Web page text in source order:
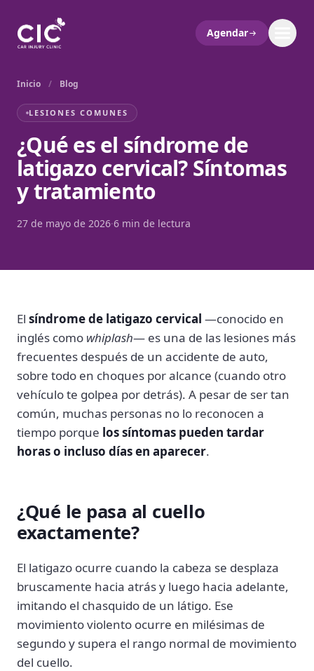
Agendar
Inicio / Blog
LESIONES COMUNES
¿Qué es el síndrome de
latigazo cervical? Síntomas
y tratamiento
27 de mayo de 2026·6 min de lectura
El síndrome de latigazo cervical —conocido en
inglés como whiplash— es una de las lesiones más
frecuentes después de un accidente de auto,
sobre todo en choques por alcance (cuando otro
vehículo te golpea por detrás). A pesar de ser tan
común, muchas personas no lo reconocen a
tiempo porque los síntomas pueden tardar
horas o incluso días en aparecer.
¿Qué le pasa al cuello
exactamente?
El latigazo ocurre cuando la cabeza se desplaza
bruscamente hacia atrás y luego hacia adelante,
imitando el chasquido de un látigo. Ese
movimiento violento ocurre en milésimas de
segundo y supera el rango normal de movimiento
del cuello.